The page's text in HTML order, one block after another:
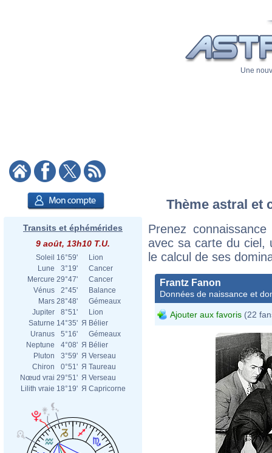
Une
Transits et éphémérides
9 août, 13h10 T.U.
Soleil 16°59'
Lion
Lune
3°19'
Cancer
Mercure 29°47'
Cancer
Vénus
2°45'
Balance
Mars 28°48'
Gémeaux
Jupiter
8°51'
Lion
Saturne 14°35' Я Bélier
Uranus
5°16'
Gémeaux
Neptune
4°08' Я Bélier
Pluton
3°59' Я Verseau
Chiron
0°51' Я Taureau
Nœud vrai 29°51' Я Verseau
Lilith vraie 18°19' Я Capricorne
Thème astral et
Prenez
avec sa carte du ciel,
le calcul de ses
Frantz Fanon
Données de naissance et
Ajouter aux favoris (22